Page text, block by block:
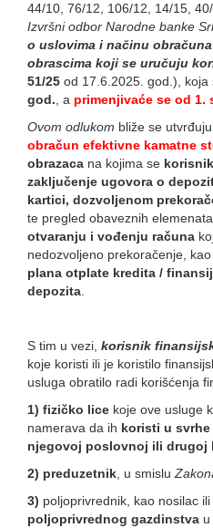
44/10, 76/12, 106/12, 14/15,
Izvršni odbor Narodne banke
o uslovima i načinu
obrascima koji se uručuju
51/25 od 17.6.2025. god.), koja
god. , a primenjivaće se od 1.
Ovom odlukom bliže se utvrđuju
obračun efektivne kamatne
obrazaca na kojima se
zaključenje ugovora o
kartici, dozvoljenom
te pregled obaveznih
otvaranju i vođenju računa
nedozvoljeno prekoračenje,
plana otplate kredita /
depozita
S tim u vezi, korisnik
koje koristi ili je koristilo
usluga obratilo radi korišćenja
1) fizičko lice koje ove usluge
namerava da ih koristi u
njegovoj poslovnoj ili drugoj
2) preduzetnik , u smislu
3) poljoprivrednik, kao nosilac ili
poljoprivrednog gazdinstva